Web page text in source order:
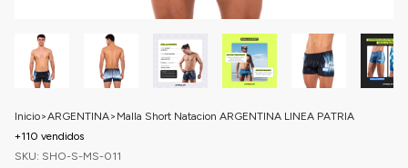
Inicio>ARGENTINA> Malla Short Natacion ARGENTINA LINEA PATRIA
+110 vendidos
SKU: SHO-S-MS-011